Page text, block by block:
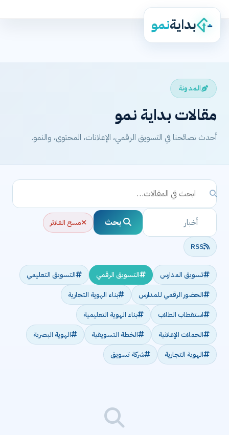
بدايةنمو
المدونة
مقالات بداية نمو
أحدث نصائحنا في التسويق الرقمي، الإعلانات، المحتوى، والنمو.
بحث مسح الفلاتر
RSS
تسويق المدارس التسويق الرقمي
التسويق التعليمي
الحضور الرقمي للمدارس
بناء الهوية التجارية
استقطاب الطلاب
بناء الهوية التعليمية
الحملات الإعلانية
الخطة التسويقية
الهوية البصرية
الهوية التجارية
شركة تسويق